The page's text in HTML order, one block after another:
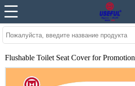
Flushable Toilet Seat Cover for Promotion